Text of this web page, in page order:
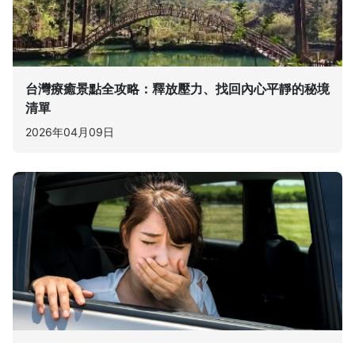
台灣療癒景點全攻略：釋放壓力、找回內心平靜的秘境
清單
2026年04月09日